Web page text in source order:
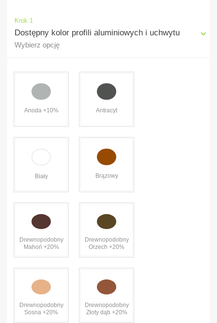
Krok 1
Dostępny kolor profili aluminiowych i uchwytu
Wybierz opcję
Anoda +10% Antracyt
Biały Brązowy
Drewnopodobny
Mahoń +20%
Drewnopodobny
Orzech +20%
Drewnopodobny
Sosna +20%
Drewnopodobny
Złoty dąb +20%